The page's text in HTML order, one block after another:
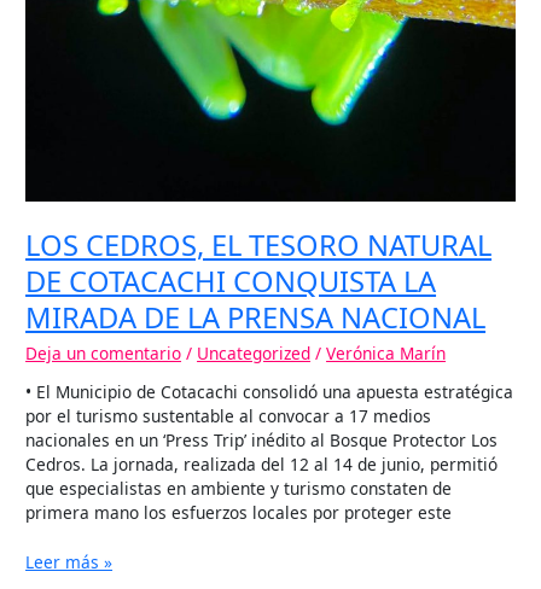
LOS CEDROS, EL TESORO NATURAL
DE COTACACHI CONQUISTA LA
MIRADA DE LA PRENSA NACIONAL
Deja un comentario / Uncategorized /Verónica Marín
• El Municipio de Cotacachi consolidó una apuesta estratégica
por el turismo sustentable al convocar a 17 medios
nacionales en un ‘Press Trip’ inédito al Bosque Protector Los
Cedros. La jornada, realizada del 12 al 14 de junio, permitió
que especialistas en ambiente y turismo constaten de
primera mano los esfuerzos locales por proteger este
Leer más »